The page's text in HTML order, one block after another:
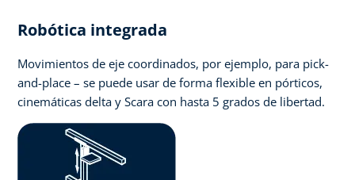
Robótica integrada
Movimientos de eje coordinados, por ejemplo, para pick-
and-place – se puede usar de forma flexible en pórticos,
cinemáticas delta y Scara con hasta 5 grados de libertad.